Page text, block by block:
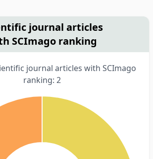
journal articles
SCImago ranking
journal articles with SCImago
ranking: 2